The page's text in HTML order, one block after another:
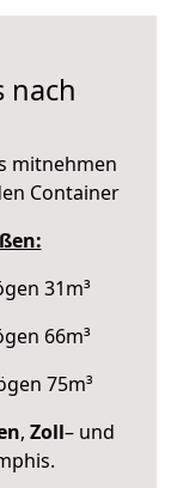
nach
mitnehmen
Container
31m³
66m³
75m³
, Zoll– und